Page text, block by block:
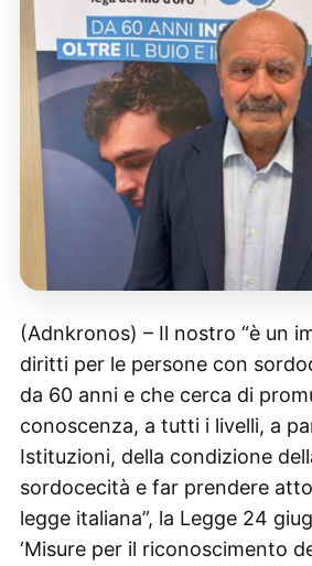
(Adnkronos) – Il nostro “è un
diritti per le persone con
da 60 anni e che cerca di
conoscenza, a tutti i livelli, a
Istituzioni, della condizione
sordocecità e far prendere atto
legge italiana”, la Legge 24
‘Misure per il riconoscimento